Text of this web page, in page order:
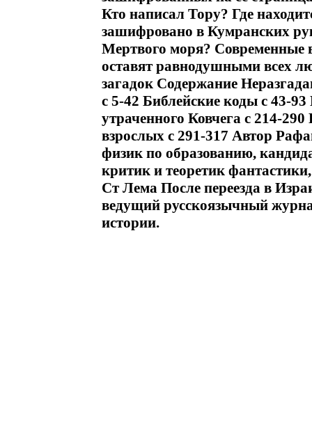
Кто написал Тору? Где
зашифровано в Кумранских
Мертвого моря? Современные
оставят равнодушными всех
загадок Содержание
c 5-42 Библейские коды c 43-
утраченного Ковчега c 214-
взрослых c 291-317 Автор
физик по образованию,
критик и теоретик
Ст Лема После переезда в
ведущий русскоязычный
истории.